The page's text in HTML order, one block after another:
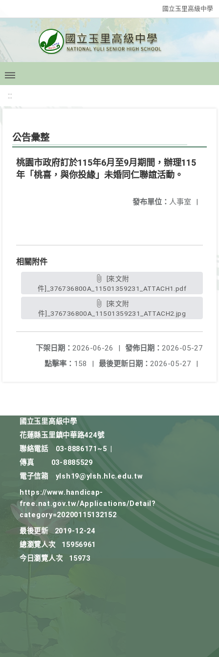
國立玉里高級中學
:::
公告彙整
桃園市政府訂於115年6月至9月期間，辦理115
年「桃喜，與你投緣」未婚同仁聯誼活動。
發布單位： 人事室 |
相關附件
件]_376736800A_11501359231_ATTACH1.pdf
件]_376736800A_11501359231_ATTACH2.jpg
發佈日期： 2026-05-27
下架日期： 2026-06-26
|
最後更新日期： 2026-05-27 |
點擊率： 158 |
國立玉里高級中學
花蓮縣玉里鎮中華路424號
聯絡電話
03-8886171~5
傳真
03-8885529
電子信箱
ylsh19@ylsh.hlc.edu.tw
https://www.handicap-
free.nat.gov.tw/Applications/Detail?
category=20200115132152
最後更新
2019-12-24
總瀏覽人次
15956961
今日瀏覽人次
15973